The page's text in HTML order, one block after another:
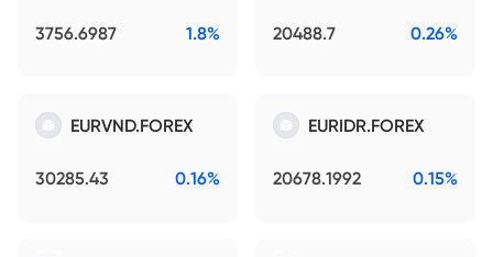
3756.6987 1.8% 20488.7 0.26%
EURVND.FOREX
30285.43 0.16%
EURIDR.FOREX
20678.1992 0.15%